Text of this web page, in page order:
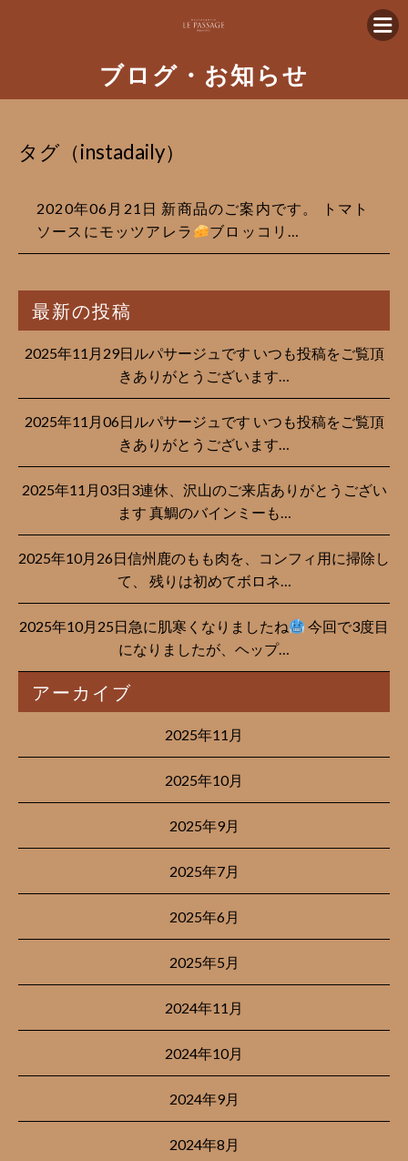
ブログ・お知らせ
タグ（instadaily）
2020年06月21日 新商品のご案内です。 トマト
ソースにモッツアレラ
ブロッコリ…
最新の投稿
2025年11月29日ルパサージュです︎ いつも投稿をご覧頂
きありがとうございます…
2025年11月06日ルパサージュです︎ いつも投稿をご覧頂
きありがとうございます…
2025年11月03日3連休、沢山のご来店ありがとうござい
ます 真鯛のバインミーも…
2025年10月26日信州鹿のもも肉を、コンフィ用に掃除し
て、 残りは初めてボロネ…
2025年10月25日急に肌寒くなりましたね
今回で3度目
になりましたが、ヘップ…
アーカイブ
2025年11月
2025年10月
2025年9月
2025年7月
2025年6月
2025年5月
2024年11月
2024年10月
2024年9月
2024年8月